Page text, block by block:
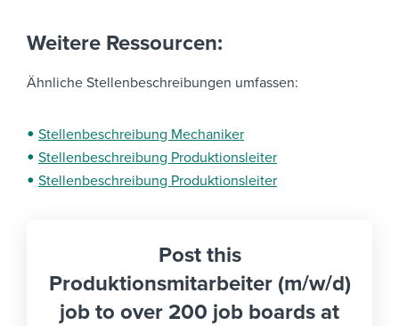
Weitere Ressourcen:
Ähnliche Stellenbeschreibungen umfassen:
Stellenbeschreibung Mechaniker
Stellenbeschreibung Produktionsleiter
Stellenbeschreibung Produktionsleiter
Post this
Produktionsmitarbeiter (m/w/d)
job to over 200 job boards at